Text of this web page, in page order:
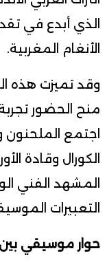
الذي أبدع في
الأنغام المغربية.
وقد تميزت هذه
منح الحضور
اجتمع الملحنون
الكورال وقادة
المشهد الفني
التعبيرات
حوار موسيقي بين